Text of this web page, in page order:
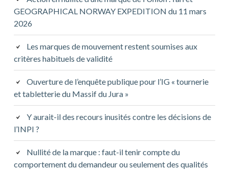
GEOGRAPHICAL NORWAY EXPEDITION du 11 mars
2026
Les marques de mouvement restent soumises aux
critères habituels de validité
Ouverture de l’enquête publique pour l’IG « tournerie
et tabletterie du Massif du Jura »
Y aurait-il des recours inusités contre les décisions de
l’INPI ?
Nullité de la marque : faut-il tenir compte du
comportement du demandeur ou seulement des qualités